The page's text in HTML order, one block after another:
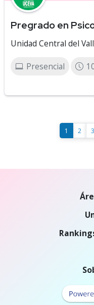
Pregrado en
Unidad Central del
Presencial
1 2 3